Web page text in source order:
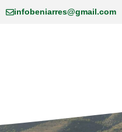
infobeniarres@gmail.com